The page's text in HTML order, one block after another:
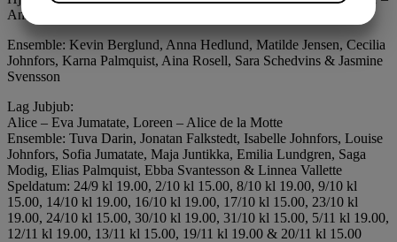
Anna Jalkling, Loreena – Alice de la Motte/Ella Ehlde
Ensemble: Kevin Berglund, Anna Hedlund, Matilde Jensen, Cecilia
Johnfors, Karna Palmquist, Aina Rosell, Sara Schedvins & Jasmine
Svensson
Lag Jubjub:
Alice – Eva Jumatate, Loreen – Alice de la Motte
Ensemble: Tuva Darin, Jonatan Falkstedt, Isabelle Johnfors, Louise
Johnfors, Sofia Jumatate, Maja Juntikka, Emilia Lundgren, Saga
Modig, Elias Palmquist, Ebba Svantesson & Linnea Vallette
Speldatum: 24/9 kl 19.00, 2/10 kl 15.00, 8/10 kl 19.00, 9/10 kl
15.00, 14/10 kl 19.00, 16/10 kl 19.00, 17/10 kl 15.00, 23/10 kl
19.00, 24/10 kl 15.00, 30/10 kl 19.00, 31/10 kl 15.00, 5/11 kl 19.00,
12/11 kl 19.00, 13/11 kl 15.00, 19/11 kl 19.00 & 20/11 kl 15.00
MARKNADSFÖRING STATISTIK